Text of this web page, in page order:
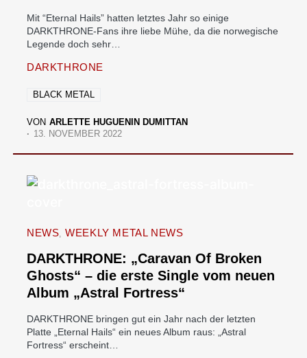
Mit “Eternal Hails” hatten letztes Jahr so einige
DARKTHRONE-Fans ihre liebe Mühe, da die norwegische
Legende doch sehr…
DARKTHRONE
BLACK METAL
VON ARLETTE HUGUENIN DUMITTAN
13. NOVEMBER 2022
NEWS WEEKLY METAL NEWS
DARKTHRONE: „Caravan Of Broken
Ghosts“ – die erste Single vom neuen
Album „Astral Fortress“
DARKTHRONE bringen gut ein Jahr nach der letzten
Platte „Eternal Hails“ ein neues Album raus: „Astral
Fortress“ erscheint…